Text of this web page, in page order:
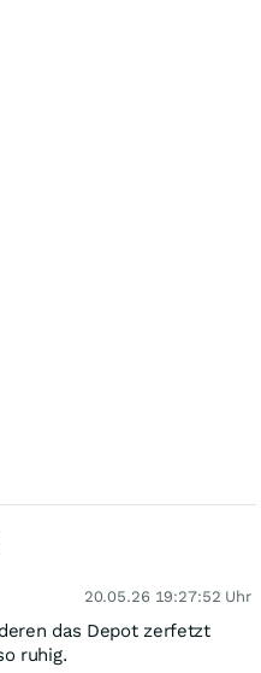
20.05.26 19:27:52 Uhr
das Depot zerfetzt
ruhig.